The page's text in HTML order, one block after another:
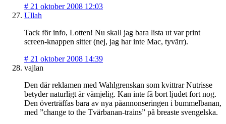
# 21 oktober 2008 12:03
Ullah
Tack för info, Lotten! Nu skall jag bara lista ut var print
screen-knappen sitter (nej, jag har inte Mac, tyvärr).
# 21 oktober 2008 14:39
vajlan
Den där reklamen med Wahlgrenskan som kvittrar Nutrisse
betyder naturligt är vämjelig. Kan inte få bort ljudet fort nog.
Den överträffas bara av nya påannonseringen i bummelbanan,
med ”change to the Tvärbanan-trains” på breaste svengelska.